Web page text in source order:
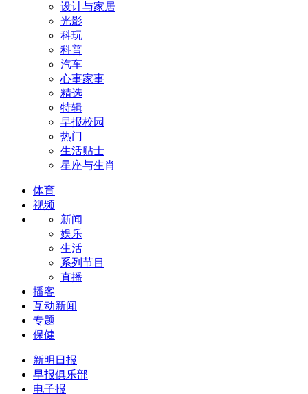
设计与家居
光影
科玩
科普
汽车
心事家事
精选
特辑
早报校园
热门
生活贴士
星座与生肖
体育
视频
新闻
娱乐
生活
系列节目
直播
播客
互动新闻
专题
保健
新明日报
早报俱乐部
电子报